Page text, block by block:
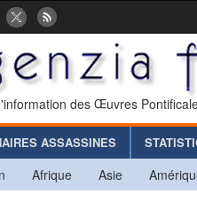
des Œuvres
ASSASSINES
Afrique Asie